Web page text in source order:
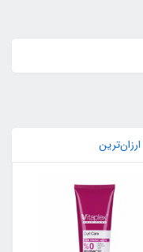
ارزان‌ترین